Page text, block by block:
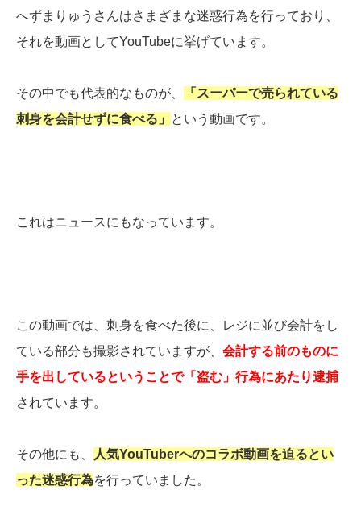
へずまりゅうさんはさまざまな迷惑行為を行っており、
それを動画としてYouTubeに挙げています。
その中でも代表的なものが、
「スーパーで売られている
刺身を会計せずに食べる」
という動画です。
これはニュースにもなっています。
この動画では、刺身を食べた後に、レジに並び会計をし
ている部分も撮影されていますが、 会計する前のものに
手を出しているということで「盗む」行為にあたり逮捕
されています。
その他にも、
人気YouTuberへのコラボ動画を迫るとい
った迷惑行為を行っていました。